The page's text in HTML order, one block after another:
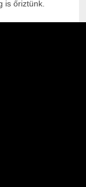
is őriztünk.